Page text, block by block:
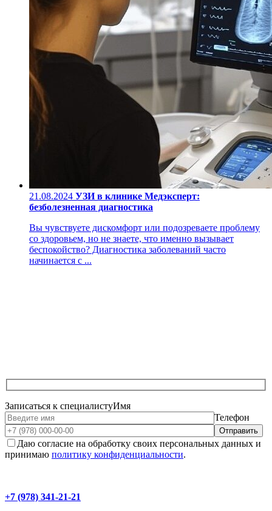
21.08.2024 УЗИ в клинике Медэксперт:
безболезненная диагностика
Вы чувствуете дискомфорт или подозреваете проблему
со здоровьем, но не знаете, что именно вызывает
беспокойство? Диагностика заболеваний часто
начинается с ...
Записаться к специалистуИмя
Телефон
Даю согласие на обработку своих персональных данных и
принимаю политику конфиденциальности.
+7 (978) 341-21-21